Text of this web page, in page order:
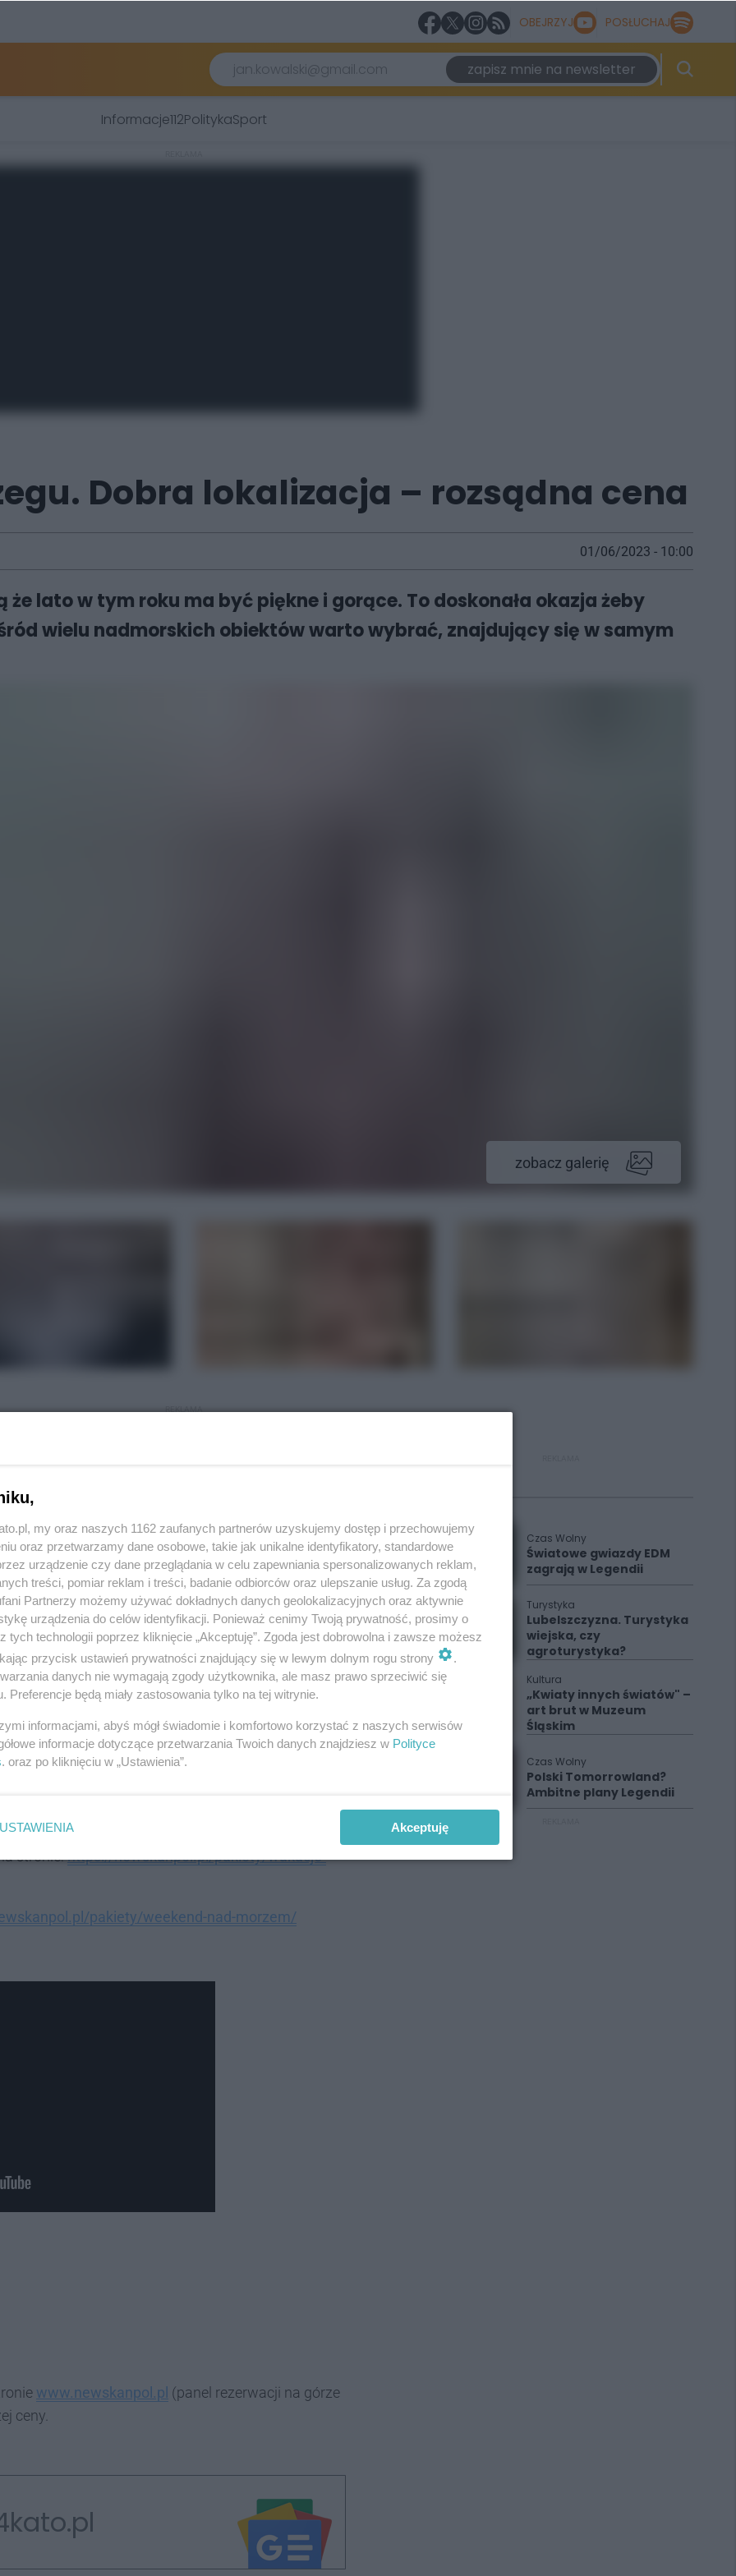
OBEJRZYJ POSŁUCHAJ
zapisz mnie na newsletter
Informacje112PolitykaSport
Dobra lokalizacja – rozsądna cena
01/06/2023 - 10:00
lato w tym roku ma być piękne i gorące. To doskonała okazja żeby
wielu nadmorskich obiektów warto wybrać, znajdujący się w samym
zobacz galerię
REKLAMA
do plaży, ale także do najważniejszych
oceanarium, ścieżki rowerowe, port
od dworca PKP.
pobyty stworzony został pakiet„ Wakacje nad
7 noclegów ze śniadaniem i obiadokolacją,
oraz zabawy w hotelowym Disco Underground.
zwiedzanie miasta pojazdem elektrycznym,
do 4 roku życia, mogą skorzystać z oferty
opiekunów. Każdy uczestnik pobytu otrzymuje
SPA w Kołobrzegu. Hotel zaprasza również
smaków z nowymi trendami kulinarnymi.
z najlepszych szefów Pomorza Zachodniego.
z klimatyzacją, i innymi dodatkowymi
stronie:https://newskanpol.pl/pakiety/wakacje-
pakiety/weekend-nad-morzem/
www.newskanpol.pl (panel rezerwacji na górze
ceny.
Czas Wolny
Światowe gwiazdy EDM
zagrają w Legendii
Turystyka
Lubelszczyzna. Turystyka
wiejska, czy
agroturystyka?
Kultura
„Kwiaty innych światów" –
art brut w Muzeum
Śląskim
Czas Wolny
Polski Tomorrowland?
Ambitne plany Legendii
my oraz naszych 1162 zaufanych partnerów uzyskujemy dostęp i przechowujemy
oraz przetwarzamy dane osobowe, takie jak unikalne identyfikatory, standardowe
urządzenie czy dane przeglądania w celu zapewniania spersonalizowanych reklam,
treści, pomiar reklam i treści, badanie odbiorców oraz ulepszanie usług. Za zgodą
Partnerzy możemy używać dokładnych danych geolokalizacyjnych oraz aktywnie
urządzenia do celów identyfikacji. Ponieważ cenimy Twoją prywatność, prosimy o
tych technologii poprzez kliknięcie „Akceptuję”. Zgoda jest dobrowolna i zawsze możesz
przycisk ustawień prywatności znajdujący się w lewym dolnym rogu strony
.
danych nie wymagają zgody użytkownika, ale masz prawo sprzeciwić się
Preferencje będą miały zastosowania tylko na tej witrynie.
informacjami, abyś mógł świadomie i komfortowo korzystać z naszych serwisów
informacje dotyczące przetwarzania Twoich danych znajdziesz w Polityce
. oraz po kliknięciu w „Ustawienia”.
USTAWIENIA Akceptuję